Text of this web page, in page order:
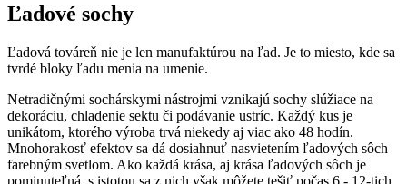
Ľadové sochy
Ľadová továreň nie je len manufaktúrou na ľad. Je to miesto, kde sa
tvrdé bloky ľadu menia na umenie.
Netradičnými sochárskymi nástrojmi vznikajú sochy slúžiace na
dekoráciu, chladenie sektu či podávanie ustríc. Každý kus je
unikátom, ktorého výroba trvá niekedy aj viac ako 48 hodín.
Mnohorakosť efektov sa dá dosiahnuť nasvietením ľadových sôch
farebným svetlom. Ako každá krása, aj krása ľadových sôch je
pominuteľná, s istotou sa z nich však môžete tešiť počas 6 - 12-tich